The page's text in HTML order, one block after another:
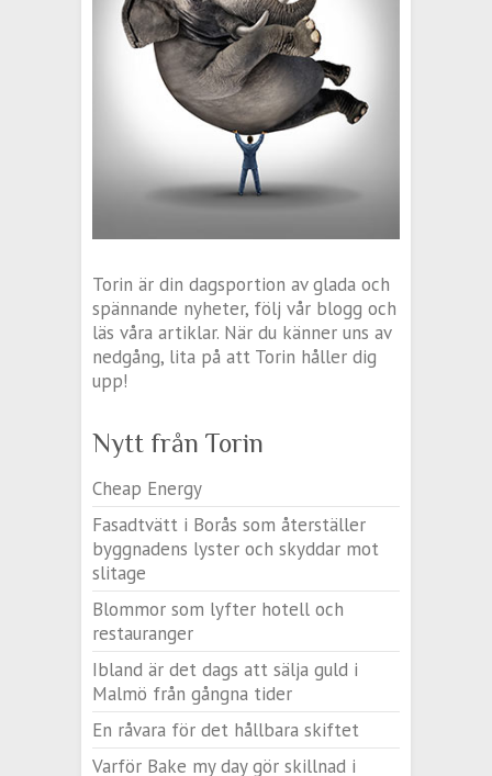
Torin är din dagsportion av glada och
spännande nyheter, följ vår blogg och
läs våra artiklar. När du känner uns av
nedgång, lita på att Torin håller dig
upp!
Nytt från Torin
Cheap Energy
Fasadtvätt i Borås som återställer
byggnadens lyster och skyddar mot
slitage
Blommor som lyfter hotell och
restauranger
Ibland är det dags att sälja guld i
Malmö från gångna tider
En råvara för det hållbara skiftet
Varför Bake my day gör skillnad i